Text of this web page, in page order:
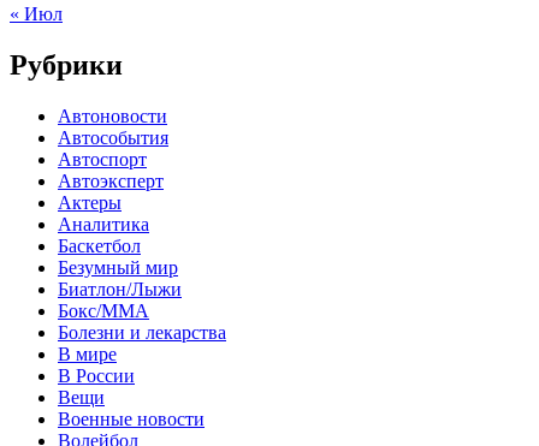
« Июл
Рубрики
Автоновости
Автособытия
Автоспорт
Автоэксперт
Актеры
Аналитика
Баскетбол
Безумный мир
Биатлон/Лыжи
Бокс/MMA
Болезни и лекарства
В мире
В России
Вещи
Военные новости
Волейбол